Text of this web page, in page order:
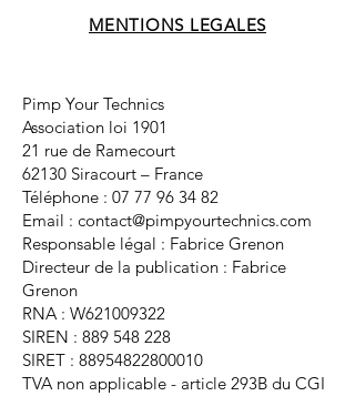
MENTIONS LEGALES
Pimp Your Technics
Association loi 1901
21 rue de Ramecourt
62130 Siracourt – France
Téléphone : 07 77 96 34 82
Email : contact@pimpyourtechnics.com
Responsable légal : Fabrice Grenon
Directeur de la publication : Fabrice
Grenon
RNA : W621009322
SIREN : 889 548 228
SIRET : 88954822800010
TVA non applicable - article 293B du CGI